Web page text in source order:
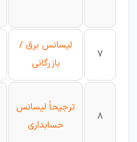
7
لیسانس برق /
بازرگانی
8
ترجیحاً لیسانس
حسابداری